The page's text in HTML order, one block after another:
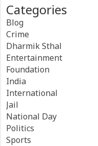
Categories
Blog
Crime
Dharmik Sthal
Entertainment
Foundation
India
International
Jail
National Day
Politics
Sports